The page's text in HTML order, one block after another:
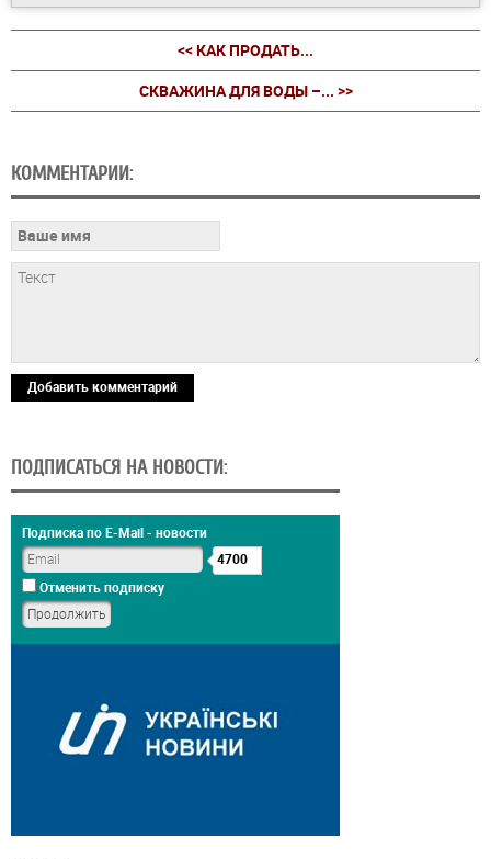
<< КАК ПРОДАТЬ...
СКВАЖИНА ДЛЯ ВОДЫ –... >>
КОММЕНТАРИИ:
Добавить комментарий
ПОДПИСАТЬСЯ НА НОВОСТИ:
Подписка по E-Mail - новости
4700
Отменить подписку